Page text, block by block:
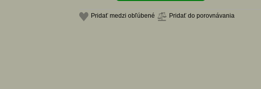
Pridať medzi obľúbené Pridať do porovnávania